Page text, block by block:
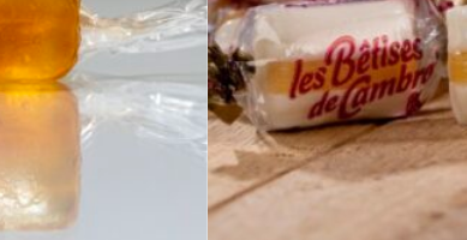
être
choisies
sur
la
page
du
produit